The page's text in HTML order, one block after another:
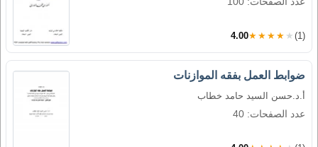
4.00★★★★★ (1)
ضوابط العمل بفقه الموازنات
أ.د.حسن السيد حامد خطاب
عدد الصفحات: 40